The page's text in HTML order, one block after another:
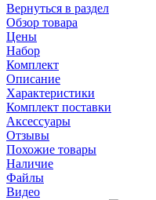
Вернуться в раздел
Обзор товара
Цены
Набор
Комплект
Описание
Характеристики
Комплект поставки
Аксессуары
Отзывы
Похожие товары
Наличие
Файлы
Видео